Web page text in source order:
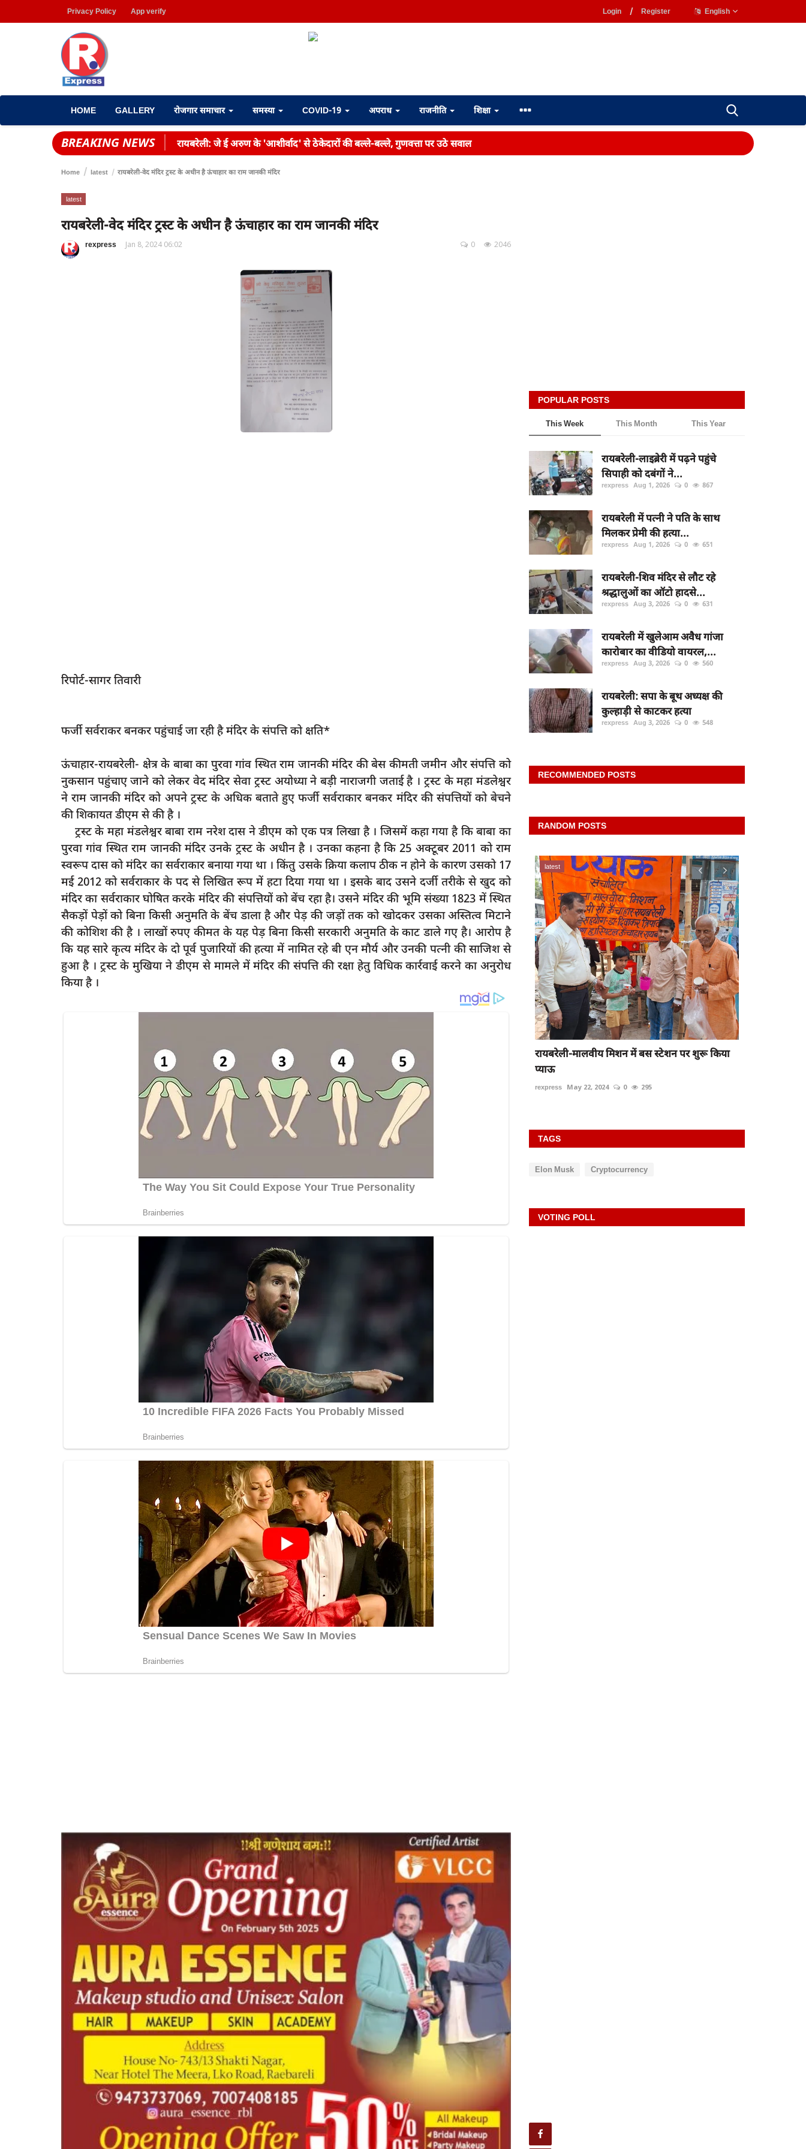
Privacy Policy App verify Login / Register English
HOME GALLERY रोजगार समाचार समस्या COVID-19 अपराध राजनीति शिक्षा
BREAKING NEWS रायबरेली: जे ई अरुण के 'आशीर्वाद' से ठेकेदारों की बल्ले-बल्ले, गुणवत्ता पर उठे सवाल
Home latest रायबरेली-वेद मंदिर ट्रस्ट के अधीन है ऊंचाहार का राम जानकी मंदिर
latest
रायबरेली-वेद मंदिर ट्रस्ट के अधीन है ऊंचाहार का राम जानकी मंदिर
rexpress Jan 8, 2024 06:02 2046
0
रिपोर्ट-सागर तिवारी
फर्जी सर्वराकर बनकर पहुंचाई जा रही है मंदिर के संपत्ति को क्षति*
ऊंचाहार-रायबरेली- क्षेत्र के बाबा का पुरवा गांव स्थित राम जानकी मंदिर की बेस कीमती जमीन और संपत्ति को
नुकसान पहुंचाए जाने को लेकर वेद मंदिर सेवा ट्रस्ट अयोध्या ने बड़ी नाराजगी जताई है । ट्रस्ट के महा मंडलेश्वर
ने राम जानकी मंदिर को अपने ट्रस्ट के अधिक बताते हुए फर्जी सर्वराकार बनकर मंदिर की संपत्तियों को बेचने
की शिकायत डीएम से की है ।
ट्रस्ट के महा मंडलेश्वर बाबा राम नरेश दास ने डीएम को एक पत्र लिखा है । जिसमें कहा गया है कि बाबा का
पुरवा गांव स्थित राम जानकी मंदिर उनके ट्रस्ट के अधीन है । उनका कहना है कि 25 अक्टूबर 2011 को राम
स्वरूप दास को मंदिर का सर्वराकार बनाया गया था । किंतु उसके क्रिया कलाप ठीक न होने के कारण उसको 17
मई 2012 को सर्वराकार के पद से लिखित रूप में हटा दिया गया था । इसके बाद उसने दर्जी तरीके से खुद को
मंदिर का सर्वराकार घोषित करके मंदिर की संपत्तियों को बेंच रहा है। उसने मंदिर की भूमि संख्या 1823 में स्थित
सैकड़ों पेड़ों को बिना किसी अनुमति के बेंच डाला है और पेड़ की जड़ों तक को खोदकर उसका अस्तित्व मिटाने
की कोशिश की है । लाखों रुपए कीमत के यह पेड़ बिना किसी सरकारी अनुमति के काट डाले गए है। आरोप है
कि यह सारे कृत्य मंदिर के दो पूर्व पुजारियों की हत्या में नामित रहे बी एन मौर्य और उनकी पत्नी की साजिश से
हुआ है । ट्रस्ट के मुखिया ने डीएम से मामले में मंदिर की संपत्ति की रक्षा हेतु विधिक कार्रवाई करने का अनुरोध
किया है ।
POPULAR POSTS
This Week This Month This Year
रायबरेली-लाइब्रेरी में पढ़ने पहुंचे
सिपाही को दबंगों ने...
rexpress Aug 1, 2026 0 867
रायबरेली में पत्नी ने पति के साथ
मिलकर प्रेमी की हत्या...
rexpress Aug 1, 2026 0 651
रायबरेली-शिव मंदिर से लौट रहे
श्रद्धालुओं का ऑटो हादसे...
rexpress Aug 3, 2026 0 631
रायबरेली में खुलेआम अवैध गांजा
कारोबार का वीडियो वायरल,...
rexpress Aug 3, 2026 0 560
रायबरेली: सपा के बूथ अध्यक्ष की
कुल्हाड़ी से काटकर हत्या
rexpress Aug 3, 2026 0 548
RECOMMENDED POSTS
RANDOM POSTS
भी होती है स्लीप
दुर्घटना latest
rexpress Apr 6, 2023 0
latest
रायबरेली-मालवीय मिशन में बस स्टेशन पर शुरू किया
प्याऊ
rexpress May 22, 2024 0 295
TAGS
Elon Musk Cryptocurrency
VOTING POLL